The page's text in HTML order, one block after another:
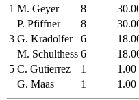
1 M. Geyer 8
P. Pfiffner
8
3 G. Kradolfer 6
M. Schulthess 6
5 C. Gutierrez 1 1.00
G. Maas
1 1.00